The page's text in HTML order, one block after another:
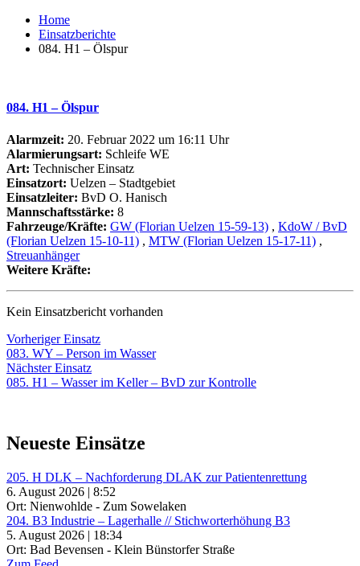
Home
Einsatzberichte
084. H1 – Ölspur
084. H1 – Ölspur
Alarmzeit: 20. Februar 2022 um 16:11 Uhr
Alarmierungsart: Schleife WE
Art: Technischer Einsatz
Einsatzort: Uelzen – Stadtgebiet
Einsatzleiter: BvD O. Hanisch
Mannschaftsstärke: 8
Fahrzeuge/Kräfte: GW (Florian Uelzen 15-59-13) , KdoW / BvD
(Florian Uelzen 15-10-11) , MTW (Florian Uelzen 15-17-11) ,
Streuanhänger
Weitere Kräfte:
Kein Einsatzbericht vorhanden
Beitragsnavigation
Vorheriger EinsatzVorheriger
Einsatz:
083. WY – Person im Wasser
Nächster EinsatzNächster
Einsatz:
085. H1 – Wasser im Keller – BvD zur Kontrolle
Neueste Einsätze
205. H DLK – Nachforderung DLAK zur Patientenrettung
6. August 2026 | 8:52
Ort: Nienwohlde - Zum Sowelaken
204. B3 Industrie – Lagerhalle // Stichworterhöhung B3
5. August 2026 | 18:34
Ort: Bad Bevensen - Klein Bünstorfer Straße